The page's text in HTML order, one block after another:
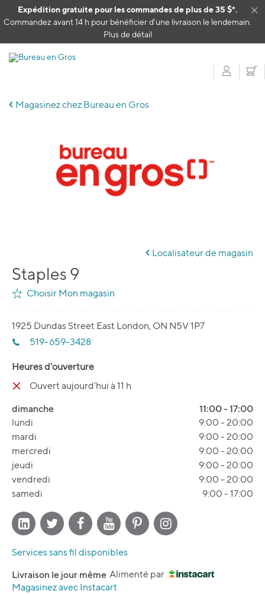
Expédition gratuite pour les commandes de plus de 35 $*.
Commandez avant 14 h pour bénéficier d’une livraison le lendemain.
Plus de détail
Mon
Magasinez chez Bureau en Gros
Localisateur de magasin
Staples 9
Choisir Mon magasin
1925 Dundas Street East London, ON N5V 1P7
519-659-3428
Heures d'ouverture
Ouvert aujourd’hui à 11 h
dimanche 11:00-17:00
lundi 9:00 - 20:00
mardi
9:00 - 20:00
mercredi
9:00 - 20:00
jeudi
9:00 - 20:00
vendredi
9:00 - 20:00
samedi
9:00 - 17:00
Services sans fil disponibles
Livraison le jour même Alimenté par
Magasinez avec Instacart